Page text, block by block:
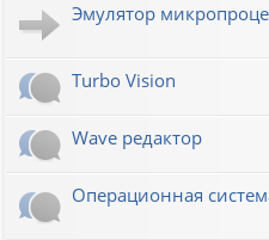
Эмулятор
Turbo Vision
Wave редактор
Операционная